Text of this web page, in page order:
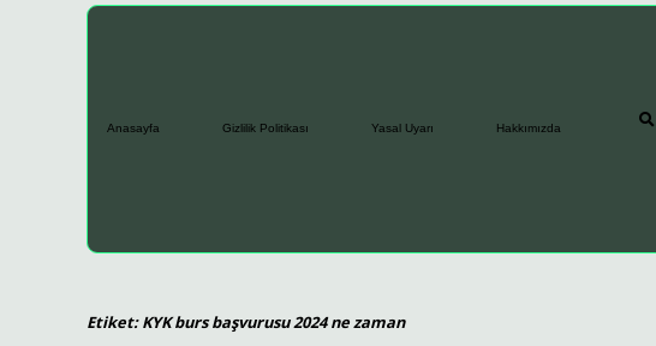
Anasayfa Gizlilik Politikası Yasal Uyarı Hakkımızda
Etiket:KYK burs başvurusu 2024 ne zaman